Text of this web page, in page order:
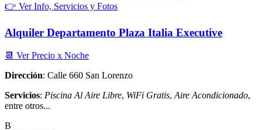
👉 Ver Info, Servicios y Fotos
Alquiler Departamento Plaza Italia Executive
📆 Ver Precio x Noche
Dirección: Calle 660 San Lorenzo
Servicios: Piscina Al Aire Libre, WiFi Gratis, Aire Acondicionado,
entre otros...
B